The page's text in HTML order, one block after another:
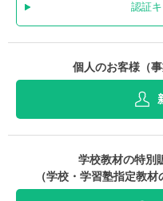
認証
個人のお客様（
学校教材の特別
（学校・学習塾指定教